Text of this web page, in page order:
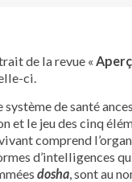
de la revue «
ci.
système de santé
et le jeu des cinq
comprend
d’intelligences
dosha, sont au